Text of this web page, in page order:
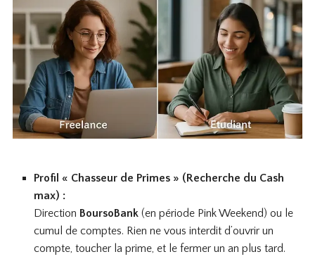
Profil « Chasseur de Primes » (Recherche du Cash
max) :
Direction BoursoBank(en période Pink Weekend) ou le
cumul de comptes. Rien ne vous interdit d’ouvrir un
compte, toucher la prime, et le fermer un an plus tard.